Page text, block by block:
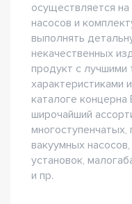
осуществляется
насосов и
выполнять
некачественных
продукт с лучшими
характеристиками
каталоге концерна
широчайший
вакуумных
установок,
и пр.